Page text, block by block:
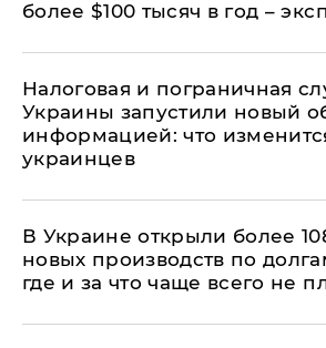
более $100 тысяч в год –
Налоговая и пограничная
Украины запустили новый
информацией: что
украинцев
В Украине открыли более
новых производств по
где и за что чаще всего не